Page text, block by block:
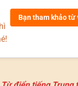
Bạn tham khảo từ